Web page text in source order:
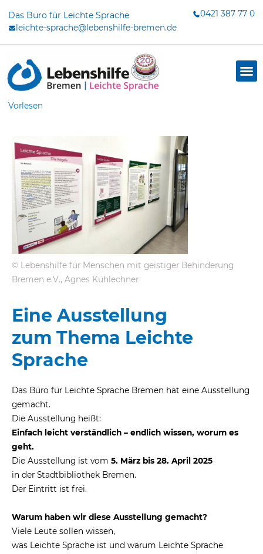
Inhalt
Das Büro für Leichte Sprache
0421 387 77 0
leichte-sprache@lebenshilfe-bremen.de
Vorlesen
© Lebenshilfe für Menschen mit geistiger Behinderung
Bremen e.V., Agnes Kühlechner
Eine Ausstellung
zum Thema Leichte
Sprache
Das Büro für Leichte Sprache Bremen hat eine Ausstellung
gemacht.
Die Ausstellung heißt:
Einfach leicht verständlich – endlich wissen, worum es
geht.
Die Ausstellung ist vom 5. März bis 28. April 2025
in der Stadtbibliothek Bremen.
Der Eintritt ist frei.
Warum haben wir diese Ausstellung gemacht?
Viele Leute sollen wissen,
was Leichte Sprache ist und warum Leichte Sprache